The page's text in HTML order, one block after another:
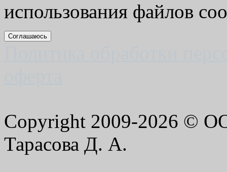
использования файлов
Соглашаюсь
Copyright 2009-2026 ©
Тарасова Д. А.